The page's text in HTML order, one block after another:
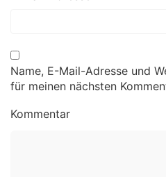
Name, E-Mail-Adresse und
für meinen nächsten
Kommentar